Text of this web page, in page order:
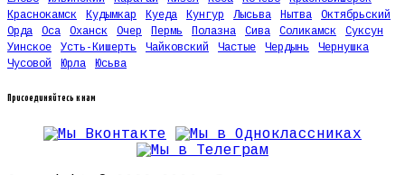
Краснокамск
Кудымкар Куеда Кунгур Лысьва Нытва
Октябрьский
Орда
Оса Оханск Очер Пермь Полазна Сива Соликамск
Суксун
Уинское
Усть-Кишерть Чайковский Частые Чердынь
Чернушка
Чусовой
Юрла Юсьва
Присоединяйтесь к нам